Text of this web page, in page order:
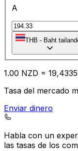
A
THB - Baht
1.00 NZD = 19
Tasa del mercado
Enviar dinero
Habla con un
las tasas de los